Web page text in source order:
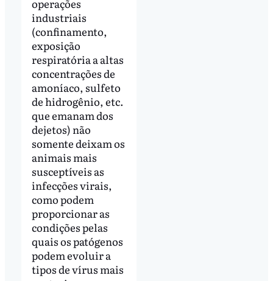
operações
industriais
(confinamento,
exposição
respiratória a altas
concentrações de
amoníaco, sulfeto
de hidrogênio, etc.
que emanam dos
dejetos) não
somente deixam os
animais mais
susceptíveis as
infecções virais,
como podem
proporcionar as
condições pelas
quais os patógenos
podem evoluir a
tipos de vírus mais